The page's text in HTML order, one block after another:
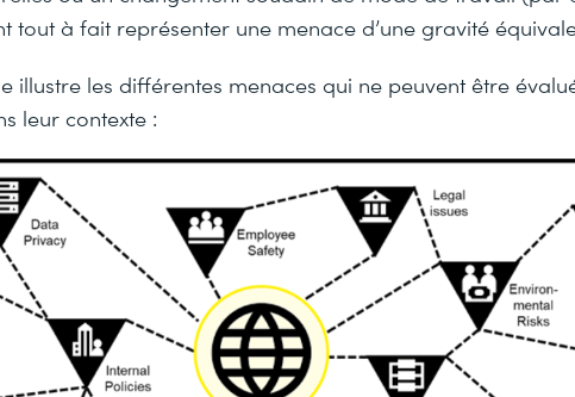
tout à fait représenter une menace d’une gravité
illustre les différentes menaces qui ne peuvent être
leur contexte :